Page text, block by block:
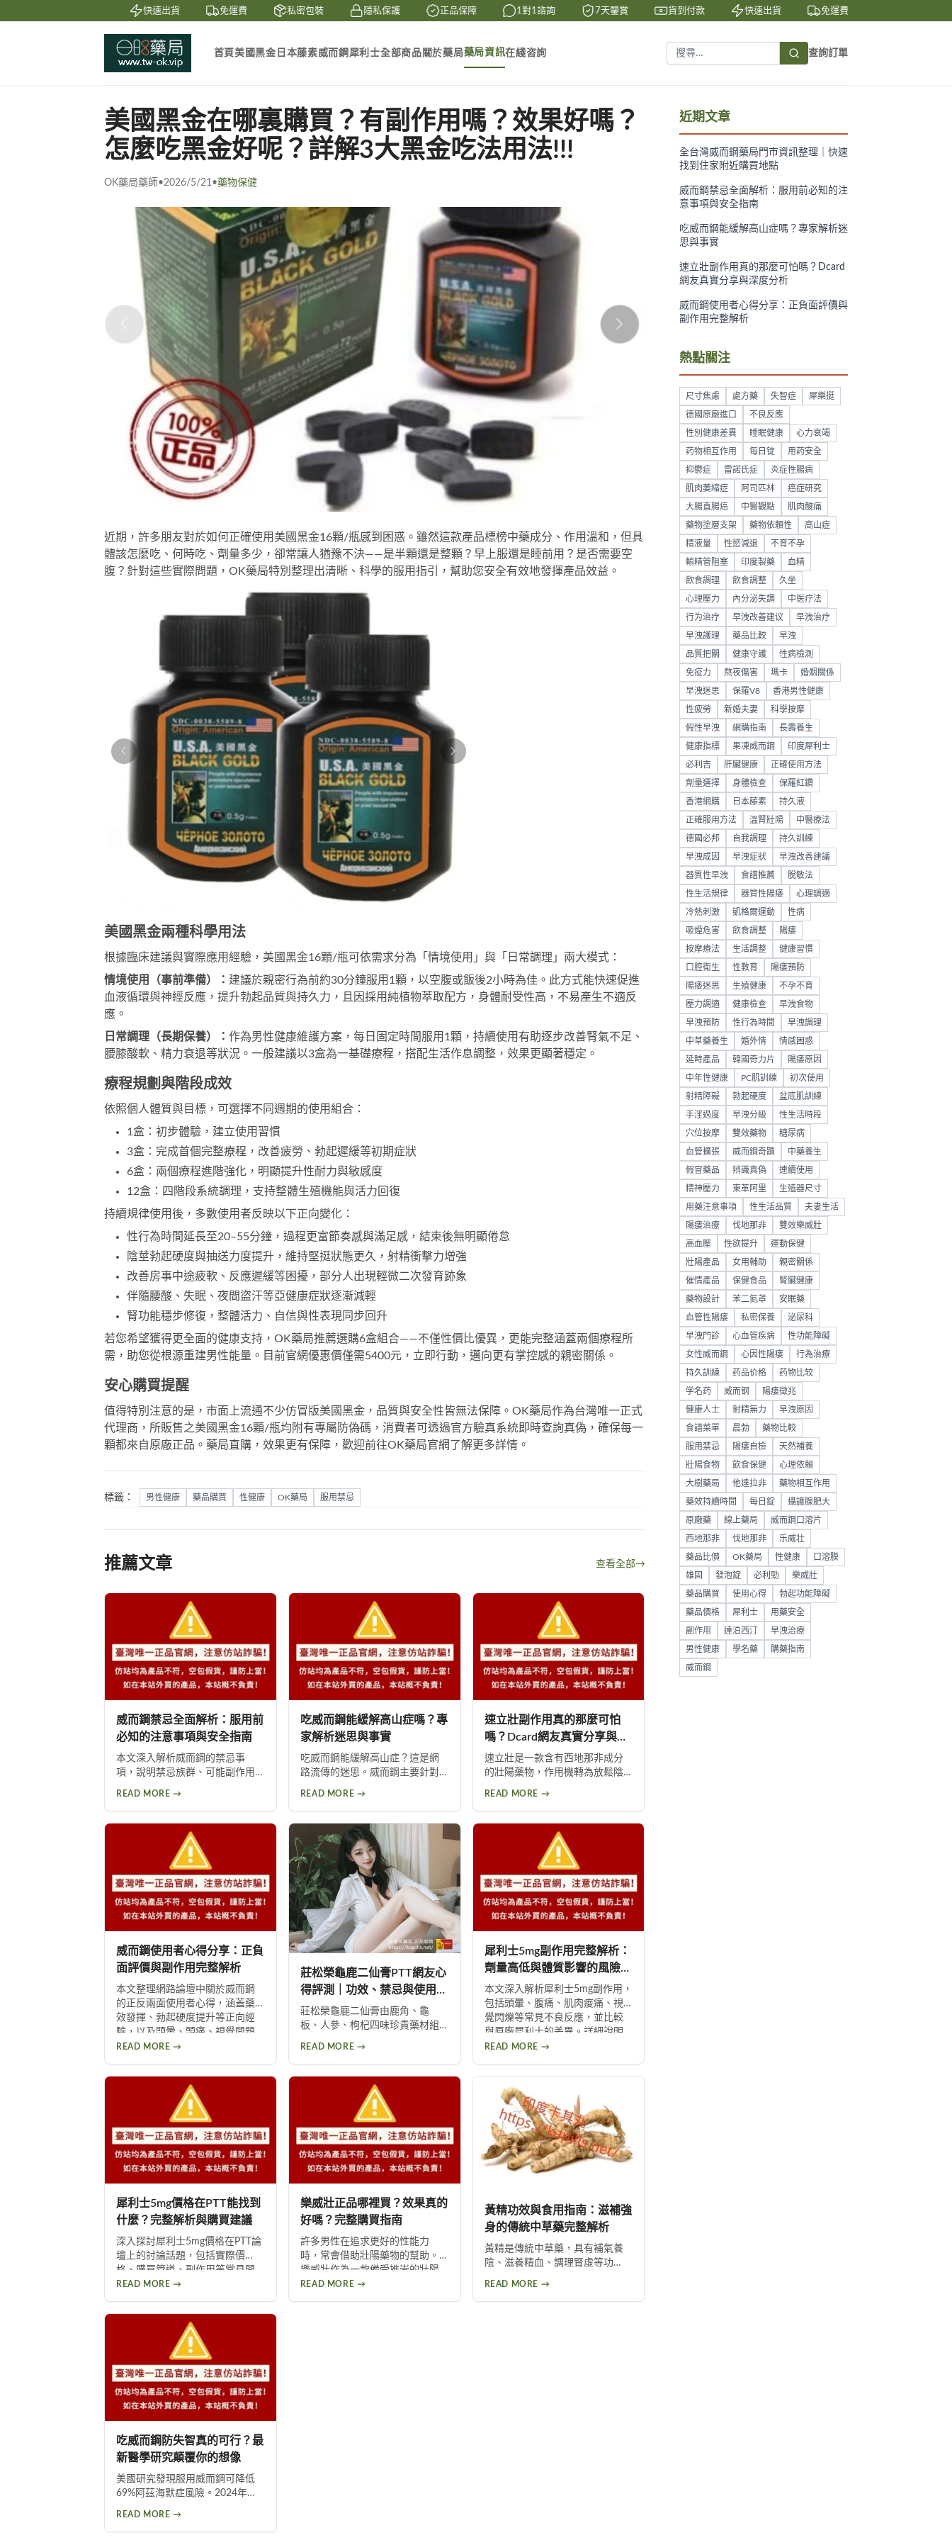
快速出貨 免運費 私密包裝 隱私保護 正品保障 1對1諮詢 7天鑒賞 貨到付款 快速出貨 免運費
首頁美國黑金 日本藤素威而鋼 犀利士全部商品 關於藥局藥局資訊在綫咨詢 查詢訂單
美國黑金在哪裏購買？有副作用嗎？效果好嗎？
怎麼吃黑金好呢？詳解3大黑金吃法用法!!!
OK藥局藥師•2026/5/21•藥物保健
近期，許多朋友對於如何正確使用 美國黑金16顆/瓶感到困惑。雖然這款產品標榜中藥成分、作用溫和，但具
體該怎麼吃、何時吃、劑量多少，卻常讓人猶豫不決——是半顆還是整顆？早上服還是睡前用？是否需要空
腹？針對這些實際問題， OK藥局特別整理出清晰、科學的服用指引，幫助您安全有效地發揮產品效益。
美國黑金兩種科學用法
根據臨床建議與實際應用經驗， 美國黑金16顆/瓶可依需求分為「情境使用」與「日常調理」兩大模式：
情境使用（事前準備）： 建議於親密行為前約30分鐘服用1顆，以空腹或飯後2小時為佳。此方式能快速促進
血液循環與神經反應，提升勃起品質與持久力，且因採用純植物萃取配方，身體耐受性高，不易產生不適反
應。
日常調理 （長期保養）： 作為男性健康維護方案，每日固定時間服用1顆，持續使用有助逐步改善腎氣不足、
腰膝酸軟、精力衰退等狀況。一般建議以3盒為一基礎療程，搭配生活作息調整，效果更顯著穩定。
療程規劃與階段成效
依照個人體質與目標，可選擇不同週期的使用組合：
1盒：初步體驗，建立使用習慣
3盒：完成首個完整療程，改善疲勞、勃起遲緩等初期症狀
6盒：兩個療程進階強化，明顯提升性耐力與敏感度
12盒：四階段系統調理，支持整體生殖機能與活力回復
持續規律使用後，多數使用者反映以下正向變化：
性行為時間延長至20–55分鐘，過程更富節奏感與滿足感，結束後無明顯倦怠
陰莖勃起硬度與抽送力度提升，維持堅挺狀態更久，射精衝擊力增強
改善房事中途疲軟、反應遲緩等困擾，部分人出現輕微二次發育跡象
伴隨腰酸、失眠、夜間盜汗等亞健康症狀逐漸減輕
腎功能穩步修復，整體活力、自信與性表現同步回升
若您希望獲得更全面的健康支持， OK藥局推薦選購6盒組合——不僅性價比優異，更能完整涵蓋兩個療程所
需，助您從根源重建男性能量。目前官網優惠價僅需5400元，立即行動，邁向更有掌控感的親密關係。
安心購買提醒
值得特別注意的是，市面上流通不少仿冒版美國黑金，品質與安全性皆無法保障。OK藥局作為台灣唯一正式
代理商，所販售之美國黑金16顆/瓶均附有專屬防偽碼，消費者可透過官方驗真系統即時查詢真偽，確保每一
顆都來自原廠正品。藥局直購，效果更有保障，歡迎前往OK藥局官網 了解更多詳情。
標籤： 男性健康 藥品購買 性健康 OK藥局 服用禁忌
推薦文章 查看全部→
威而鋼禁忌全面解析：服用前
必知的注意事項與安全指南
本文深入解析威而鋼的禁忌事
項，說明禁忌族群、可能副作用
READ MORE →
吃威而鋼能緩解高山症嗎？專
家解析迷思與事實
吃威而鋼能緩解高山症？這是網
路流傳的迷思。威而鋼主要針對
眾勿輕信傳言，任何用藥都需經
過專業醫師評估。
READ MORE →
速立壯副作用真的那麼可怕
嗎？Dcard網友真實分享與深
度分析
速立壯是一款含有西地那非成分
的壯陽藥物，作用機轉為放鬆陰
果顯著，但副作用問題始終難以
迴避。本文深入分析速立壯在
Dcard上的討論，幫助你全面了解
這款產品的優缺點，以及是否有
更好的替代選擇。
READ MORE →
威而鋼使用者心得分享：正負
面評價與副作用完整解析
本文整理網路論壇中關於威而鋼
的正反兩面使用者心得，涵蓋藥
效發揮、勃起硬度提升等正向經
驗，以及頭暈、頭痛、視覺問題
等副作用。不論你想了解這款壯
方案，都能從中找到實用資訊。
READ MORE →
莊松榮龜鹿二仙膏PTT網友心
得評測｜功效、禁忌與使用建
議完整解析
莊松榮龜鹿二仙膏由鹿角、龜
板、人參、枸杞四味珍貴藥材組
氣血、強筋骨功效，同時提醒服
用過量可能導致鉀離子過高、腎
臟負擔等潛在風險，幫助您安全
使用此補品。
READ MORE →
犀利士5mg副作用完整解析：
劑量高低與體質影響的風險評
估
本文深入解析犀利士5mg副作用，
包括頭暈、腹痛、肌肉痠痛、視
覺閃爍等常見不良反應，並比較
與原廠犀利士的差異。詳細說明
劑量高低與個人體質如何影響副
就醫評估指引。
READ MORE →
犀利士5mg價格在PTT能找到
什麼？完整解析與購買建議
深入探討犀利士5mg價格在PTT論
壇上的討論話題，包括實際價
格、購買管道、副作用等常見問
題，並提供產品選擇建議，幫助
風。
READ MORE →
樂威壯正品哪裡買？效果真的
好嗎？完整購買指南
許多男性在追求更好的性能力
時，常會借助壯陽藥物的幫助。
樂威壯作為一款備受推崇的壯陽
產品，其效果獲得許多男性朋友
READ MORE →
黃精功效與食用指南：滋補強
身的傳統中草藥完整解析
黃精是傳統中草藥，具有補氣養
陰、滋養精血、調理腎虛等功
泡酒、入菜等多種用法，幫助您
READ MORE →
吃威而鋼防失智真的可行？最
新醫學研究顛覆你的想像
美國研究發現服用威而鋼可降低
69%阿茲海默症風險。2024年更
READ MORE →
近期文章
全台灣威而鋼藥局門市資訊整理｜快速
找到住家附近購買地點
威而鋼禁忌全面解析：服用前必知的注
意事項與安全指南
吃威而鋼能緩解高山症嗎？專家解析迷
思與事實
速立壯副作用真的那麼可怕嗎？Dcard
網友真實分享與深度分析
威而鋼使用者心得分享：正負面評價與
副作用完整解析
熱點關注
尺寸焦慮 處方藥 失智症 犀樂挺
德國原廠進口 不良反應
性別健康差異 睡眠健康 心力衰竭
药物相互作用 每日锭 用药安全
抑鬱症 雷諾氏症 炎症性腸病
肌肉萎縮症 阿司匹林 癌症研究
大腸直腸癌 中醫觀點 肌肉酸痛
藥物塗層支架 藥物依賴性 高山症
精液量 性慾減退 不育不孕
輸精管阻塞 印度製藥 血精
飲食調理 飲食調整 久坐
心理壓力 內分泌失調 中医疗法
行为治疗 早洩改善建议 早洩治疗
早洩護理 藥品比較 早洩
品質把關 健康守護 性病檢測
免疫力 熬夜傷害 瑪卡 婚姻關係
早洩迷思 保羅V8 香港男性健康
性疲勞 新婚夫妻 科學按摩
假性早洩 網購指南 長壽養生
健康指標 果凍威而鋼 印度犀利士
必利吉 肝臟健康 正確使用方法
劑量選擇 身體檢查 保羅紅鑽
香港網購 日本藤素 持久液
正確服用方法 溫腎壯陽 中醫療法
德國必邦 自我調理 持久訓練
早洩成因 早洩症狀 早洩改善建議
器質性早洩 食譜推薦 脫敏法
性生活規律 器質性陽痿 心理調適
冷熱刺激 凱格爾運動 性病
吸煙危害 飲食調整 陽痿
按摩療法 生活調整 健康習慣
口腔衛生 性教育 陽痿預防
陽痿迷思 生殖健康 不孕不育
壓力調適 健康檢查 早洩食物
早洩預防 性行為時間 早洩調理
中草藥養生 婚外情 情感困惑
延時產品 韓國奇力片 陽痿原因
中年性健康 PC肌訓練 初次使用
射精障礙 勃起硬度 盆底肌訓練
手淫過度 早洩分級 性生活時段
穴位按摩 雙效藥物 糖尿病
血管擴張 威而鋼奇蹟 中藥養生
假冒藥品 辨識真偽 連續使用
精神壓力 東革阿里 生殖器尺寸
用藥注意事項 性生活品質 夫妻生活
陽痿治療 伐地那非 雙效樂威壯
高血壓 性欲提升 運動保健
壯陽產品 女用輔助 親密關係
催情產品 保健食品 腎臟健康
藥物設計 苯二氮䓬 安眠藥
血管性陽痿 私密保養 泌尿科
早洩門診 心血管疾病 性功能障礙
女性威而鋼 心因性陽痿 行為治療
持久訓練 药品价格 药物比较
学名药 威而钢 陽痿徵兆
健康人士 射精無力 早洩原因
食譜菜單 晨勃 藥物比較
服用禁忌 陽痿自檢 天然補養
壯陽食物 飲食保健 心理依賴
大樹藥局 他達拉非 藥物相互作用
藥效持續時間 每日錠 攝護腺肥大
原廠藥 線上藥局 威而鋼口溶片
西地那非 伐地那非 乐威壮
藥品比價 OK藥局 性健康 口溶膜
雄固 發泡錠 必利勁 樂威壯
藥品購買 使用心得 勃起功能障礙
藥品價格 犀利士 用藥安全
副作用 達泊西汀 早洩治療
男性健康 學名藥 購藥指南
威而鋼